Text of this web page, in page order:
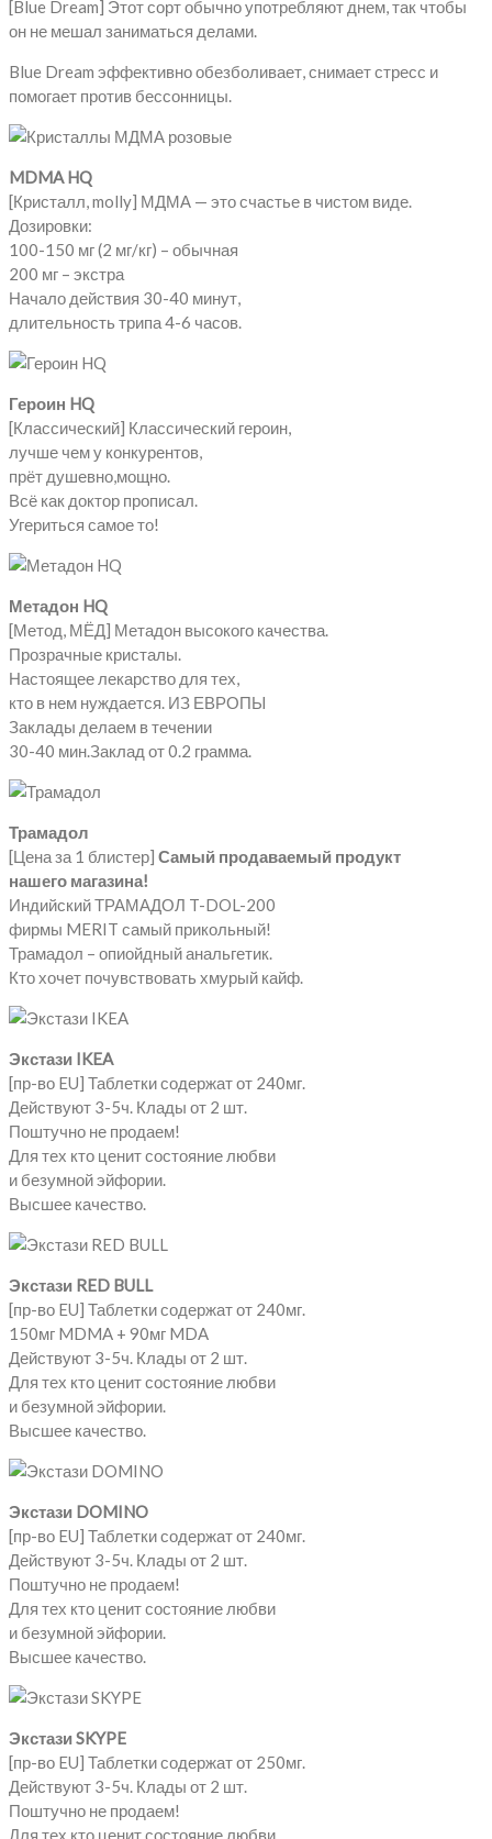
[Blue Dream] Этот сорт обычно употребляют днем, так чтобы
он не мешал заниматься делами.
Blue Dream эффективно обезболивает, снимает стресс и
помогает против бессонницы.
MDMA HQ
[Кристалл, molly] МДМА — это счастье в чистом виде.
Дозировки:
100-150 мг (2 мг/кг) – обычная
200 мг – экстра
Начало действия 30-40 минут,
длительность трипа 4-6 часов.
Героин HQ
[Классический] Классический героин,
лучше чем у конкурентов,
прёт душевно,мощно.
Всё как доктор прописал.
Угериться самое то!
Метадон HQ
[Метод, МЁД] Метадон высокого качества.
Прозрачные кристалы.
Настоящее лекарство для тех,
кто в нем нуждается. ИЗ ЕВРОПЫ
Заклады делаем в течении
30-40 мин.Заклад от 0.2 грамма.
Трамадол
[Цена за 1 блистер] Самый продаваемый продукт
нашего магазина!
Индийский ТРАМАДОЛ T-DOL-200
фирмы MERIT самый прикольный!
Трамадол – опиойдный анальгетик.
Кто хочет почувствовать хмурый кайф.
Экстази IKEA
[пр-во EU] Таблетки содержат от 240мг.
Действуют 3-5ч. Клады от 2 шт.
Поштучно не продаем!
Для тех кто ценит состояние любви
и безумной эйфории.
Высшее качество.
Экстази RED BULL
[пр-во EU] Таблетки содержат от 240мг.
150мг MDMA + 90мг MDA
Действуют 3-5ч. Клады от 2 шт.
Для тех кто ценит состояние любви
и безумной эйфории.
Высшее качество.
Экстази DOMINO
[пр-во EU] Таблетки содержат от 240мг.
Действуют 3-5ч. Клады от 2 шт.
Поштучно не продаем!
Для тех кто ценит состояние любви
и безумной эйфории.
Высшее качество.
Экстази SKYPE
[пр-во EU] Таблетки содержат от 250мг.
Действуют 3-5ч. Клады от 2 шт.
Поштучно не продаем!
Для тех кто ценит состояние любви